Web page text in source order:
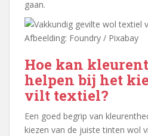
gaan.
Afbeelding: Foundry / Pixabay
Hoe kan
helpen bij het
vilt textiel?
Een goed begrip van
kiezen van de juiste tinten wol